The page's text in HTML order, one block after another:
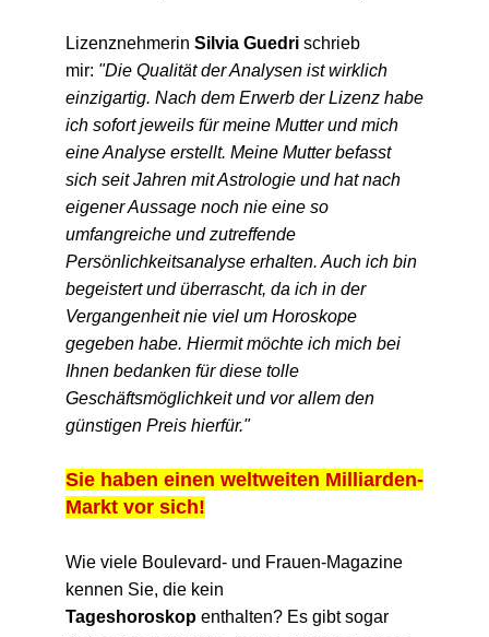
Lizenznehmerin Silvia Guedri schrieb
mir: "Die Qualität der Analysen ist wirklich
einzigartig. Nach dem Erwerb der Lizenz habe
ich sofort jeweils für meine Mutter und mich
eine Analyse erstellt. Meine Mutter befasst
sich seit Jahren mit Astrologie und hat nach
eigener Aussage noch nie eine so
umfangreiche und zutreffende
Persönlichkeitsanalyse erhalten. Auch ich bin
begeistert und überrascht, da ich in der
Vergangenheit nie viel um Horoskope
gegeben habe. Hiermit möchte ich mich bei
Ihnen bedanken für diese tolle
Geschäftsmöglichkeit und vor allem den
günstigen Preis hierfür."
Sie haben einen weltweiten Milliarden-
Markt vor sich!
Wie viele Boulevard- und Frauen-Magazine
kennen Sie, die kein
Tageshoroskop enthalten? Es gibt sogar